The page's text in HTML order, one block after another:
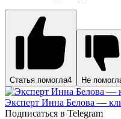
Статья помогла4 Не
Эксперт Инна Белова —
Подписаться в Telegram